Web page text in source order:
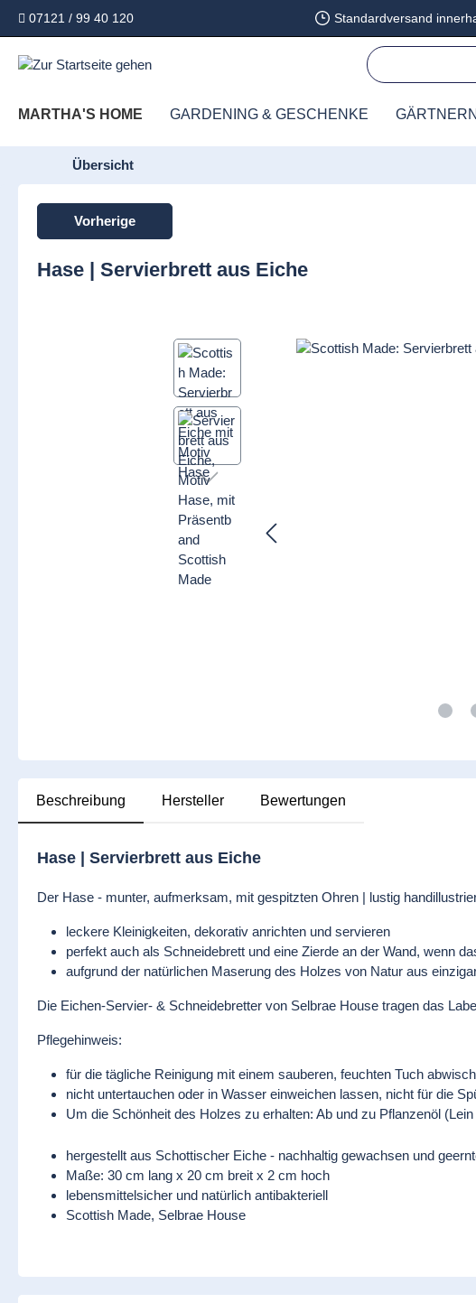
Zur Hauptnavigation springen
07121 / 99 40 120 Standardversand
MARTHA'S HOME GARDENING & GESCHENKE
Übersicht
Vorherige
Hase | Servierbrett aus Eiche
Bildergalerie überspringen
Beschreibung Hersteller Bewertungen
Hase | Servierbrett aus Eiche
Der Hase - munter, aufmerksam, mit gespitzten Ohren | lustig
leckere Kleinigkeiten, dekorativ anrichten und servieren
perfekt auch als Schneidebrett und eine Zierde an der Wand, wenn
aufgrund der natürlichen Maserung des Holzes von Natur aus
Die Eichen-Servier- & Schneidebretter von Selbrae House tragen das
Pflegehinweis:
für die tägliche Reinigung mit einem sauberen, feuchten Tuch
nicht untertauchen oder in Wasser einweichen lassen, nicht für die
Um die Schönheit des Holzes zu erhalten: Ab und zu Pflanzenöl
hergestellt aus Schottischer Eiche - nachhaltig gewachsen und
Maße: 30 cm lang x 20 cm breit x 2 cm hoch
lebensmittelsicher und natürlich antibakteriell
Scottish Made, Selbrae House